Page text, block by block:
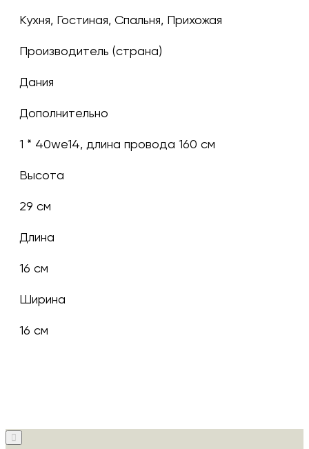
Кухня, Гостиная, Спальня, Прихожая
Производитель (страна)
Дания
Дополнительно
1 * 40we14, длина провода 160 см
Высота
29 см
Длина
16 см
Ширина
16 см